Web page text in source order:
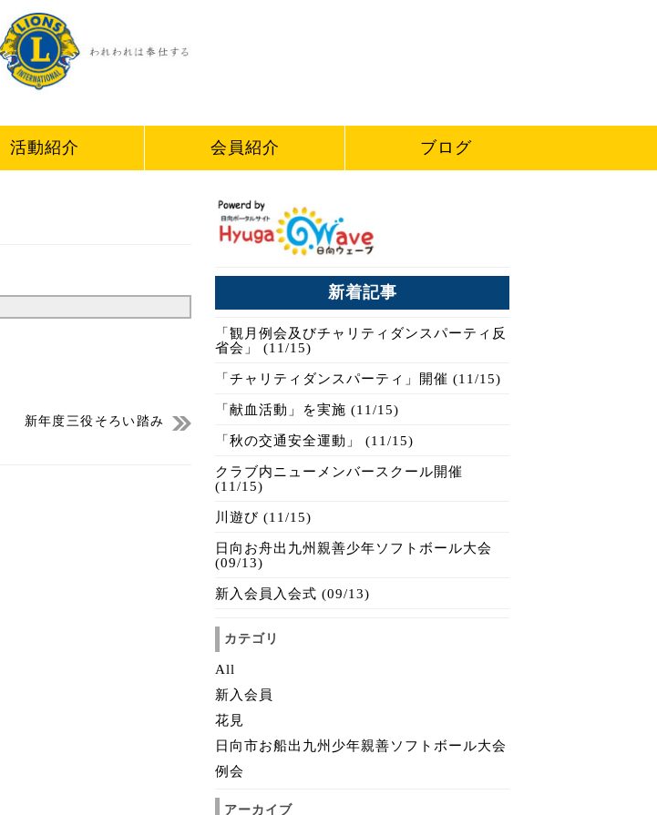
活動紹介 会員紹介 ブログ
新年度三役そろい踏み
新着記事
「観月例会及びチャリティダンスパーティ反
省会」 (11/15)
「チャリティダンスパーティ」開催 (11/15)
「献血活動」を実施 (11/15)
「秋の交通安全運動」 (11/15)
クラブ内ニューメンバースクール開催
(11/15)
川遊び (11/15)
日向お舟出九州親善少年ソフトボール大会
(09/13)
新入会員入会式 (09/13)
カテゴリ
All
新入会員
花見
日向市お船出九州少年親善ソフトボール大会
例会
アーカイブ